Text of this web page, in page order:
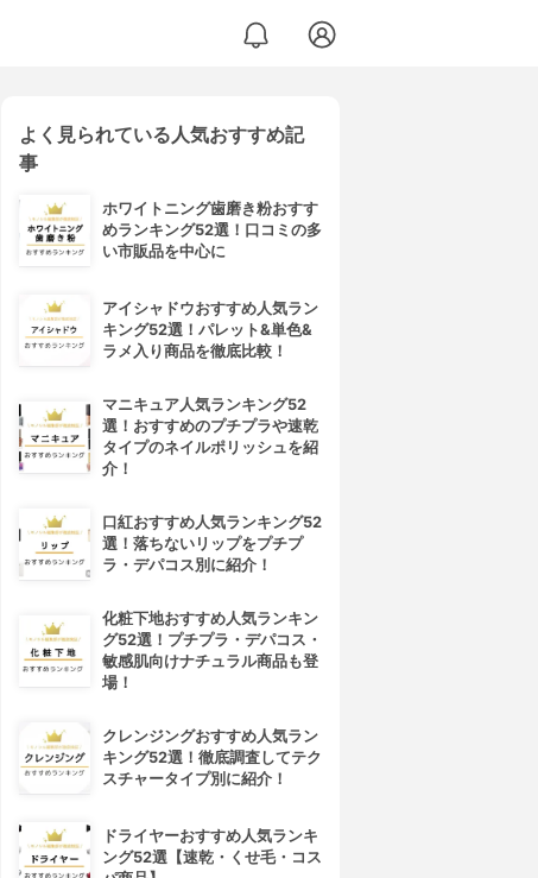
よく見られている人気おすすめ記
事
ホワイトニング歯磨き粉おすす
めランキング52選！口コミの多
い市販品を中心に
アイシャドウおすすめ人気ラン
キング52選！パレット&単色&
ラメ入り商品を徹底比較！
マニキュア人気ランキング52
選！おすすめのプチプラや速乾
タイプのネイルポリッシュを紹
介！
口紅おすすめ人気ランキング52
選！落ちないリップをプチプ
ラ・デパコス別に紹介！
化粧下地おすすめ人気ランキン
グ52選！プチプラ・デパコス・
敏感肌向けナチュラル商品も登
場！
クレンジングおすすめ人気ラン
キング52選！徹底調査してテク
スチャータイプ別に紹介！
ドライヤーおすすめ人気ランキ
ング52選【速乾・くせ毛・コス